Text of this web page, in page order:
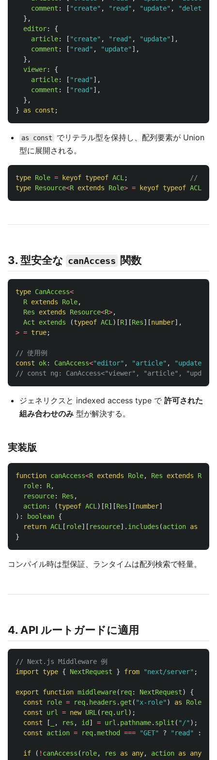
comment : [ "create" , " read " , "update" , "delete
},
editor:
{
article: [ "create" , " read " , "update" ],
comment : [ " read " , "update" ],
},
viewer:
{
article: [ " read " ],
comment : [ " read " ],
},
}
as const ;
as const
でリテラル型を保持し、配列要素が Union
型に展開される。
type Role = keyof typeof ACL ;
//
type Resource<R extends Role> = keyof typeof ACL
3. 型安全な canAccess 関数
type CanAccess<
R extends Role,
Res
extends Resource<R>,
Act
extends (typeof ACL )[R][Res][number],
> = true;
// 使用例
const
ok: CanAccess<"editor" , "article" , "update
// const ng: CanAccess<"viewer", "article",
ジェネリクスと indexed access type で 許可された
組み合わせのみ 型が解決する。
実装版
function canAccess<R extends Role, Res extends
role: R,
resource: Res ,
action: (typeof ACL )[R][Res][number]
):
boolean {
return ACL [ role][ resource]. includes (action as
}
コンパイル時は型保証、ランタイムは配列検索で軽量。
4. API ルートガードに適用
// Next.js Middleware 例
import
type { NextRequest } from "next/server" ;
export function middleware( req: NextRequest)
{
const
role = req. headers . get ( "x-role" ) as Role
const
url = new URL ( req. url );
const
[ , res , id ] = url . pathname. split ( " /" );
const
action = req.method === "GET" ? " read " :
if ( ! canAccess ( role, res as any, action as any